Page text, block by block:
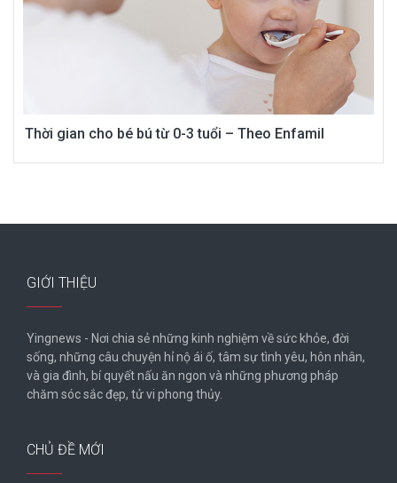
Thời gian cho bé bú từ 0-3 tuổi – Theo Enfamil
GIỚI THIỆU
Yingnews - Nơi chia sẻ những kinh nghiệm về sức khỏe, đời
sống, những câu chuyện hỉ nộ ái ố, tâm sự tình yêu, hôn nhân,
và gia đình, bí quyết nấu ăn ngon và những phương pháp
chăm sóc sắc đẹp, tử vi phong thủy.
CHỦ ĐỀ MỚI